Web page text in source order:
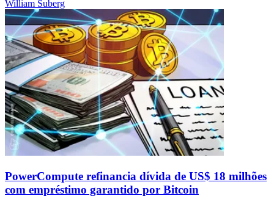
William Suberg
PowerCompute refinancia dívida de US$ 18 milhões
com empréstimo garantido por Bitcoin